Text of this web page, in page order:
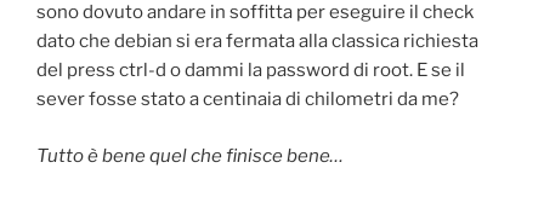
sono dovuto andare in soffitta per eseguire il check
dato che debian si era fermata alla classica richiesta
del press ctrl-d o dammi la password di root. E se il
sever fosse stato a centinaia di chilometri da me?
Tutto è bene quel che finiscebene…